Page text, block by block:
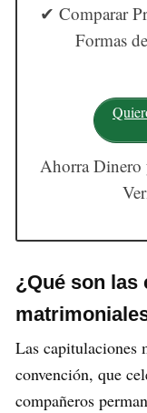
✔ Comparar
Formas
Ahorra Dinero
¿Qué son las
Las capitulaciones
convención, que
compañeros